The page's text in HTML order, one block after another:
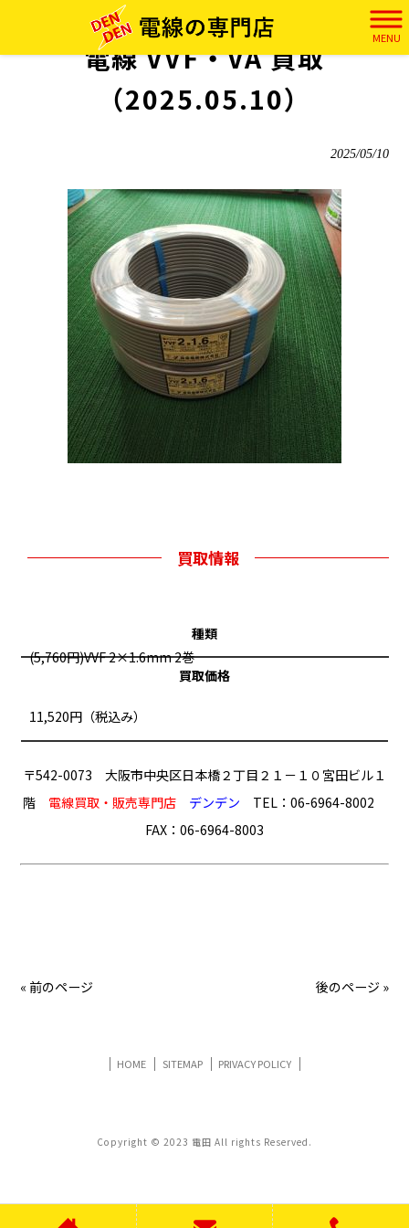
MENU
> 実績 電線 VVF・VA 買取（2025.05.10）
電線 VVF・VA 買取
（2025.05.10）
2025/05/10
買取情報
種類
(5,760円)VVF 2×1.6mm 2巻
買取価格
11,520円（税込み）
〒542-0073 大阪市中央区日本橋２丁目２１－１０宮田ビル１
階 電線買取・販売専門店 デンデン TEL：06-6964-8002
FAX：06-6964-8003
« 前のページ 後のページ »
HOME SITEMAP PRIVACY POLICY
Copyright © 2023 電田 All rights Reserved.